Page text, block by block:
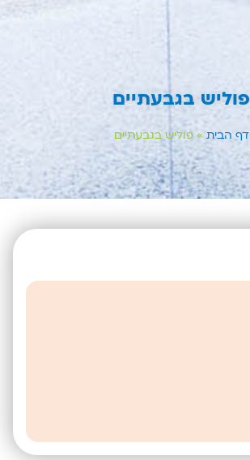
פוליש בגבעתיים
דף הבית »פוליש בגבעתיים